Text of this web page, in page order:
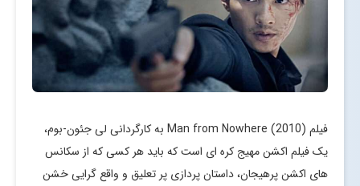
فیلم Man from Nowhere (2010) به کارگردانی لی جئون-بوم،
یک فیلم اکشن مهیج کره ای است که باید هر کسی که از سکانس
های اکشن پرهیجان، داستان پردازی پر تعلیق و واقع گرایی خشن